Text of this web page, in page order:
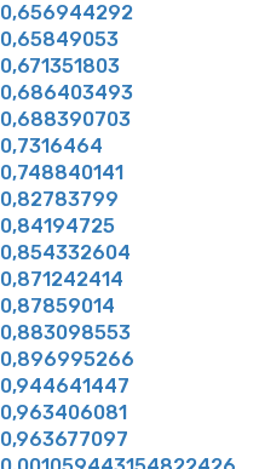
0,656944292
0,65849053
0,671351803
0,686403493
0,688390703
0,7316464
0,748840141
0,82783799
0,84194725
0,854332604
0,871242414
0,87859014
0,883098553
0,896995266
0,944641447
0,963406081
0,963677097